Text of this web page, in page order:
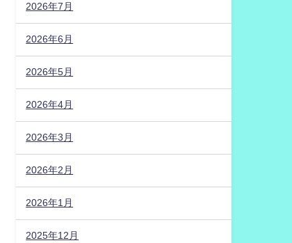
2026年7月
2026年6月
2026年5月
2026年4月
2026年3月
2026年2月
2026年1月
2025年12月